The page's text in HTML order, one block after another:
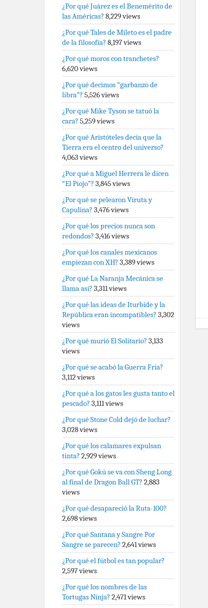
¿Por qué Juárez es el Benemérito de
las Américas? 8,229 views
¿Por qué Tales de Mileto es el padre
de la filosofía? 8,197 views
¿Por qué moros con tranchetes?
6,620 views
¿Por qué decimos “garbanzo de
libra”? 5,526 views
¿Por qué Mike Tyson se tatuó la
cara? 5,259 views
¿Por qué Aristóteles decía que la
Tierra era el centro del universo?
4,063 views
¿Por qué a Miguel Herrera le dicen
“El Piojo”? 3,845 views
¿Por qué se pelearon Viruta y
Capulina? 3,476 views
¿Por qué los precios nunca son
redondos? 3,416 views
¿Por qué los canales mexicanos
empiezan con XH? 3,389 views
¿Por qué La Naranja Mecánica se
llama así? 3,311 views
¿Por qué las ideas de Iturbide y la
República eran incompatibles? 3,302
views
¿Por qué murió El Solitario? 3,133
views
¿Por qué se acabó la Guerra Fría?
3,112 views
¿Por qué a los gatos les gusta tanto el
pescado? 3,111 views
¿Por qué Stone Cold dejó de luchar?
3,028 views
¿Por qué los calamares expulsan
tinta? 2,929 views
¿Por qué Gokú se va con Sheng Long
al final de Dragon Ball GT? 2,883
views
¿Por qué desapareció la Ruta-100?
2,698 views
¿Por qué Santana y Sangre Por
Sangre se parecen? 2,641 views
¿Por qué el fútbol es tan popular?
2,597 views
¿Por qué los nombres de las
Tortugas Ninja? 2,471 views